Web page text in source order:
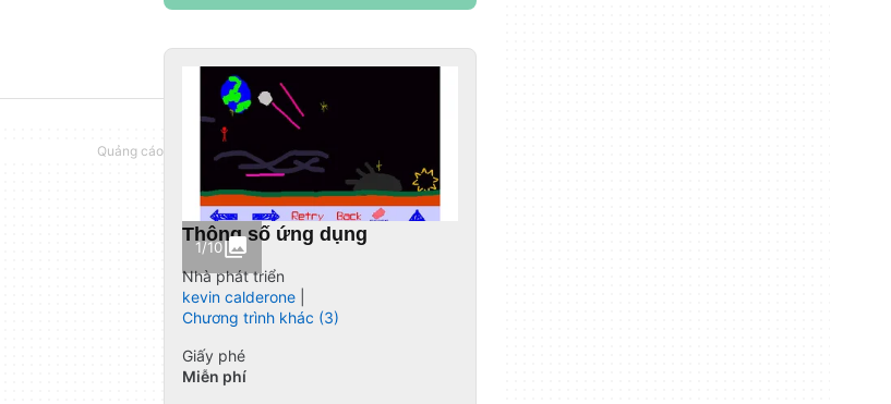
1/10
Thông số ứng dụng
Nhà phát triển
kevin calderone
Chương trình khác (3)
Giấy phé
Miễn phí